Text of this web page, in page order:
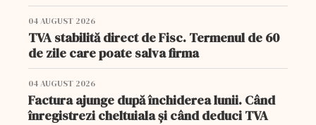
04 AUGUST 2026
TVA stabilită direct de Fisc. Termenul de 60
de zile care poate salva firma
04 AUGUST 2026
Factura ajunge după închiderea lunii. Când
înregistrezi cheltuiala și când deduci TVA